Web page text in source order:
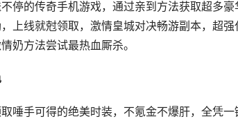
停的传奇手机游戏，通过亲到方法获取超多
上线就尅领取，激情皇城对决畅游副本，超
奶方法尝试最热血厮杀。
唾手可得的绝美时装，不氪金不爆肝，全凭